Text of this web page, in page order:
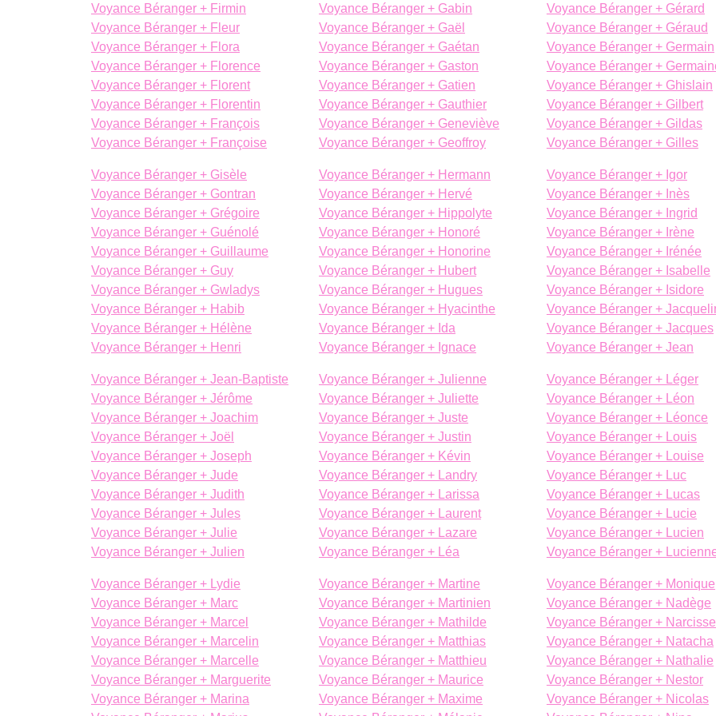
Voyance Béranger + Firmin
Voyance Béranger + Fleur
Voyance Béranger + Flora
Voyance Béranger + Florence
Voyance Béranger + Florent
Voyance Béranger + Florentin
Voyance Béranger + François
Voyance Béranger + Françoise
Voyance Béranger + Gabin
Voyance Béranger + Gaël
Voyance Béranger + Gaétan
Voyance Béranger + Gaston
Voyance Béranger + Gatien
Voyance Béranger + Gauthier
Voyance Béranger + Geneviève
Voyance Béranger + Geoffroy
Voyance Béranger + Gérard
Voyance Béranger + Géraud
Voyance Béranger + Germain
Voyance Béranger +
Voyance Béranger + Ghislain
Voyance Béranger + Gilbert
Voyance Béranger + Gildas
Voyance Béranger + Gilles
Voyance Béranger + Gisèle
Voyance Béranger + Gontran
Voyance Béranger + Grégoire
Voyance Béranger + Guénolé
Voyance Béranger + Guillaume
Voyance Béranger + Guy
Voyance Béranger + Gwladys
Voyance Béranger + Habib
Voyance Béranger + Hélène
Voyance Béranger + Henri
Voyance Béranger + Hermann
Voyance Béranger + Hervé
Voyance Béranger + Hippolyte
Voyance Béranger + Honoré
Voyance Béranger + Honorine
Voyance Béranger + Hubert
Voyance Béranger + Hugues
Voyance Béranger + Hyacinthe
Voyance Béranger + Ida
Voyance Béranger + Ignace
Voyance Béranger + Igor
Voyance Béranger + Inès
Voyance Béranger + Ingrid
Voyance Béranger + Irène
Voyance Béranger + Irénée
Voyance Béranger + Isabelle
Voyance Béranger + Isidore
Voyance Béranger +
Voyance Béranger + Jacques
Voyance Béranger + Jean
Voyance Béranger + Jean-Baptiste
Voyance Béranger + Jérôme
Voyance Béranger + Joachim
Voyance Béranger + Joël
Voyance Béranger + Joseph
Voyance Béranger + Jude
Voyance Béranger + Judith
Voyance Béranger + Jules
Voyance Béranger + Julie
Voyance Béranger + Julien
Voyance Béranger + Julienne
Voyance Béranger + Juliette
Voyance Béranger + Juste
Voyance Béranger + Justin
Voyance Béranger + Kévin
Voyance Béranger + Landry
Voyance Béranger + Larissa
Voyance Béranger + Laurent
Voyance Béranger + Lazare
Voyance Béranger + Léa
Voyance Béranger + Léger
Voyance Béranger + Léon
Voyance Béranger + Léonce
Voyance Béranger + Louis
Voyance Béranger + Louise
Voyance Béranger + Luc
Voyance Béranger + Lucas
Voyance Béranger + Lucie
Voyance Béranger + Lucien
Voyance Béranger +
Voyance Béranger + Lydie
Voyance Béranger + Marc
Voyance Béranger + Marcel
Voyance Béranger + Marcelin
Voyance Béranger + Marcelle
Voyance Béranger + Marguerite
Voyance Béranger + Marina
Voyance Béranger + Martine
Voyance Béranger + Martinien
Voyance Béranger + Mathilde
Voyance Béranger + Matthias
Voyance Béranger + Matthieu
Voyance Béranger + Maurice
Voyance Béranger + Maxime
Voyance Béranger + Monique
Voyance Béranger + Nadège
Voyance Béranger + Narcisse
Voyance Béranger + Natacha
Voyance Béranger + Nathalie
Voyance Béranger + Nestor
Voyance Béranger + Nicolas